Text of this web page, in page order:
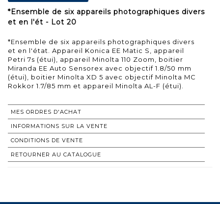
*Ensemble de six appareils photographiques divers
et en l'ét - Lot 20
*Ensemble de six appareils photographiques divers
et en l'état. Appareil Konica EE Matic S, appareil
Petri 7s (étui), appareil Minolta 110 Zoom, boitier
Miranda EE Auto Sensorex avec objectif 1.8/50 mm
(étui), boitier Minolta XD 5 avec objectif Minolta MC
Rokkor 1.7/85 mm et appareil Minolta AL-F (étui).
MES ORDRES D'ACHAT
INFORMATIONS SUR LA VENTE
CONDITIONS DE VENTE
RETOURNER AU CATALOGUE